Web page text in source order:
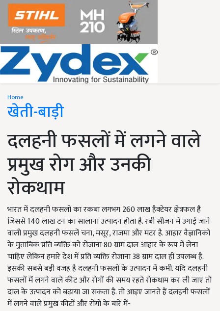
Home
खेती-बाड़ी
दलहनी फसलों में लगने वाले
प्रमुख रोग और उनकी
रोकथाम
भारत में दलहनी फसलों का रकबा लगभग 260 लाख हैक्टेयर क्षेत्रफल है
जिससे 140 लाख टन का सालाना उत्पादन होता है. रबी सीजन में उगाई जाने
वाली प्रमुख दलहनी फसलें चना, मसूर, राजमा और मटर है. आहार वैज्ञानिकों
के मुताबिक प्रति व्यक्ति को रोजाना 80 ग्राम दाल आहार के रूप में लेना
चाहिए लेकिन हमारे देश में प्रति व्यक्ति रोजाना 38 ग्राम दाल ही उपलब्ध है.
इसकी सबसे बड़ी वजह है दलहनी फसलों के उत्पादन में कमी. यदि दलहनी
फसलों में लगने वाले कीट और रोगों की समय रहते रोकथाम कर ली जाए तो
दाल के उत्पादन को बढ़ाया जा सकता है. तो आइए जानते हैं दलहनी फसलों
में लगने वाले प्रमुख कीटों और रोगों के बारे में-